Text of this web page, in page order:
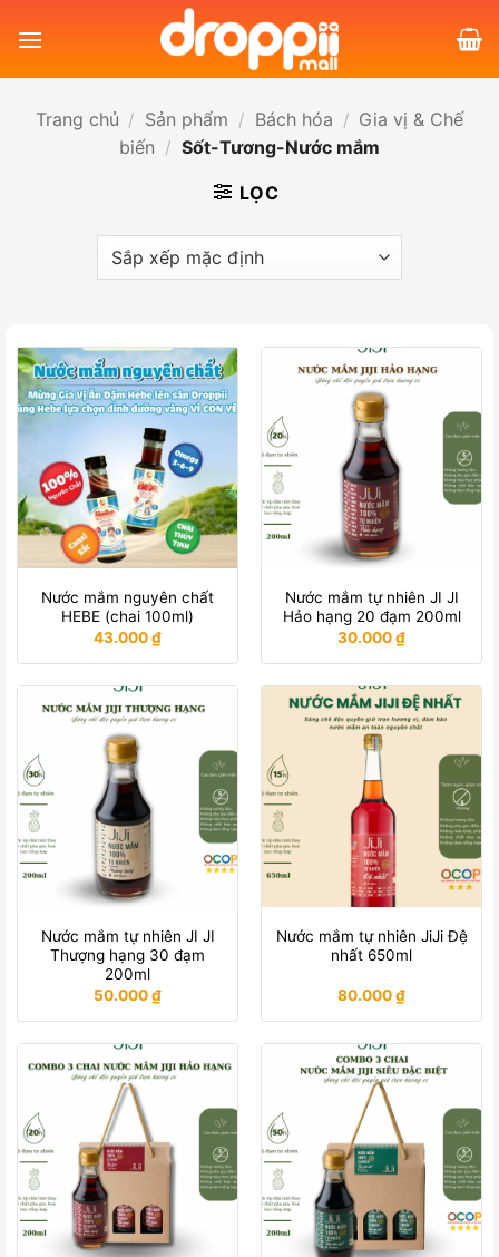
qua
Trang chủ / Sản phẩm / Bách hóa / Gia vị & Chế
biến / Sốt-Tương-Nước mắm
LỌC
Nước mắm nguyên chất
HEBE (chai 100ml)
43.000₫
Nước mắm tự nhiên JI JI
Hảo hạng 20 đạm 200ml
30.000₫
Nước mắm tự nhiên JI JI
Thượng hạng 30 đạm
200ml
50.000₫
Nước mắm tự nhiên JiJi Đệ
nhất 650ml
80.000₫